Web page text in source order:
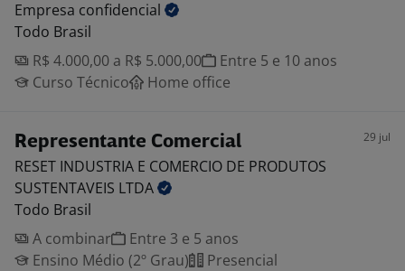
Empresa confidencial
Todo Brasil
R$ 4.000,00 a R$ 5.000,00
Entre 5 e 10 anos
Curso Técnico
Home office
Representante Comercial 29 jul
RESET INDUSTRIA E COMERCIO DE PRODUTOS
SUSTENTAVEIS LTDA
Todo Brasil
A combinar
Entre 3 e 5 anos
Ensino Médio (2º Grau)
Presencial